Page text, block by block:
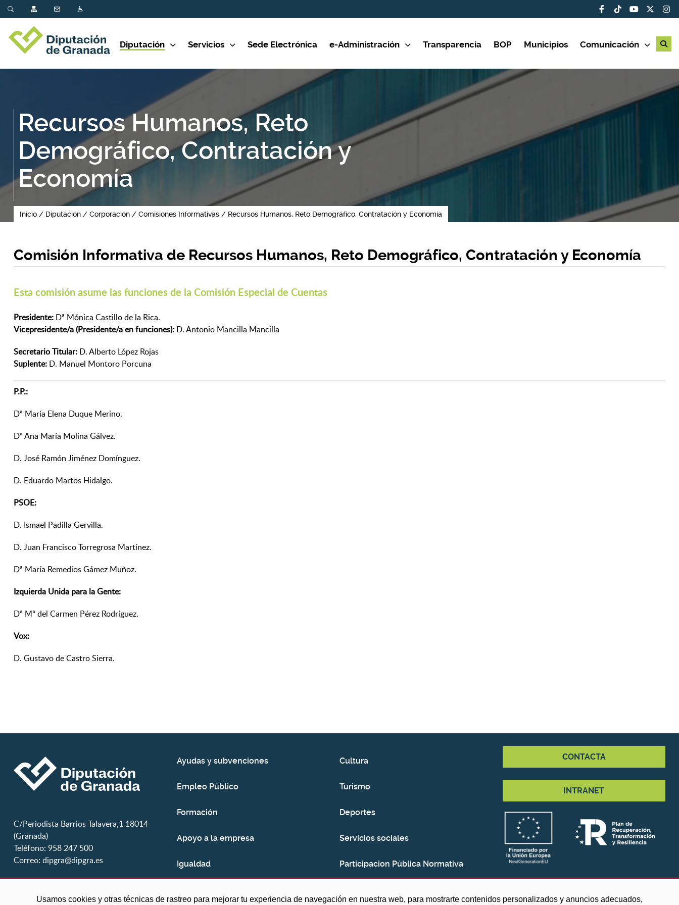
Usamos cookies y otras técnicas de rastreo para mejorar tu experiencia de navegación en nuestra web, para mostrarte contenidos personalizados y anuncios adecuados,
Diputación Servicios Sede Electrónica e-Administración Transparencia BOP Municipios Comunicación
Recursos Humanos, Reto
Demográfico, Contratación y
Economía
Inicio Diputación Corporación Comisiones Informativas Recursos Humanos, Reto Demográfico, Contratación y Economía
Comisión Informativa de Recursos Humanos, Reto Demográfico, Contratación y Economía
Esta comisión asume las funciones de la Comisión Especial de Cuentas
Presidente: Dª Mónica Castillo de la Rica.
Vicepresidente/a (Presidente/a en funciones): D. Antonio Mancilla Mancilla
Secretario Titular: D. Alberto López Rojas
Suplente: D. Manuel Montoro Porcuna
P.P.:
Dª María Elena Duque Merino.
Dª Ana María Molina Gálvez.
D. José Ramón Jiménez Domínguez.
D. Eduardo Martos Hidalgo.
PSOE:
D. Ismael Padilla Gervilla.
D. Juan Francisco Torregrosa Martínez.
Dª María Remedios Gámez Muñoz.
Izquierda Unida para la Gente:
Dª Mª del Carmen Pérez Rodríguez.
Vox:
D. Gustavo de Castro Sierra.
C/Periodista Barrios Talavera,1 18014
(Granada)
Teléfono: 958 247 500
Correo: dipgra@dipgra.es
Ayudas y subvenciones
Empleo Público
Formación
Apoyo a la empresa
Igualdad
Cultura
Turismo
Deportes
Servicios sociales
Participacion Pública Normativa
CONTACTA
INTRANET